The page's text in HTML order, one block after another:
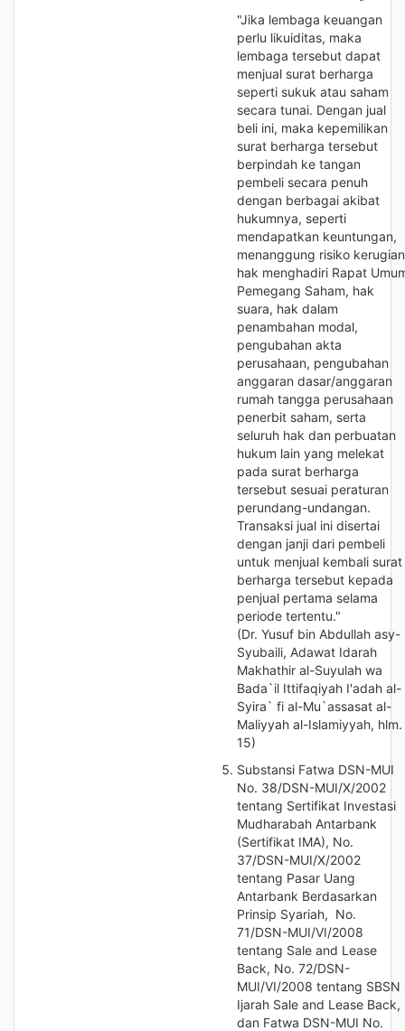
"Jika lembaga keuangan
perlu likuiditas, maka
lembaga tersebut dapat
menjual surat berharga
seperti sukuk atau saham
secara tunai. Dengan jual
beli ini, maka kepemilikan
surat berharga tersebut
berpindah ke tangan
pembeli secara penuh
dengan berbagai akibat
hukumnya, seperti
mendapatkan keuntungan,
menanggung risiko
hak menghadiri Rapat
Pemegang Saham, hak
suara, hak dalam
penambahan modal,
pengubahan akta
perusahaan, pengubahan
anggaran dasar/anggaran
rumah tangga perusahaan
penerbit saham, serta
seluruh hak dan perbuatan
hukum lain yang melekat
pada surat berharga
tersebut sesuai peraturan
perundang-undangan.
Transaksi jual ini disertai
dengan janji dari pembeli
untuk menjual kembali surat
berharga tersebut kepada
penjual pertama selama
periode tertentu."
(Dr. Yusuf bin Abdullah asy-
Syubaili, Adawat Idarah
Makhathir al-Suyulah wa
Bada`il Ittifaqiyah I'adah al-
Syira` fi al-Mu`assasat al-
Maliyyah al-Islamiyyah, hlm.
15)
Substansi Fatwa DSN-MUI
No. 38/DSN-MUI/X/2002
tentang Sertifikat Investasi
Mudharabah Antarbank
(Sertifikat IMA), No.
37/DSN-MUI/X/2002
tentang Pasar Uang
Antarbank Berdasarkan
Prinsip Syariah, No.
71/DSN-MUI/VI/2008
tentang Sale and Lease
Back, No. 72/DSN-
MUI/VI/2008 tentang SBSN
Ijarah Sale and Lease Back,
dan Fatwa DSN-MUI No.